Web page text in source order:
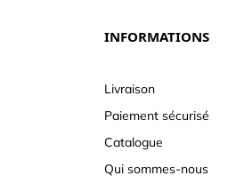
INFORMATIONS
Livraison
Paiement sécurisé
Catalogue
Qui sommes-nous